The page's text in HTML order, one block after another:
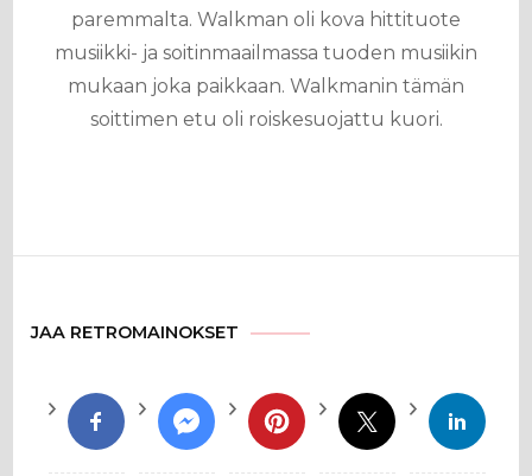
paremmalta. Walkman oli kova hittituote
musiikki- ja soitinmaailmassa tuoden musiikin
mukaan joka paikkaan. Walkmanin tämän
soittimen etu oli roiskesuojattu kuori.
JAA RETROMAINOKSET